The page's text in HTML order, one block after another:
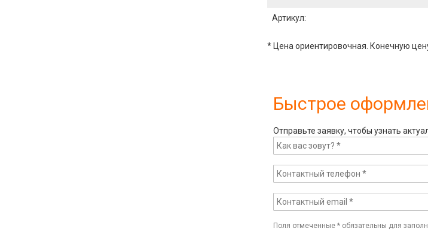
Артикул:
* Цена ориентировочная. Конечную
Быстрое
Отправьте заявку, чтобы узнать
Поля отмеченные *обязательны для